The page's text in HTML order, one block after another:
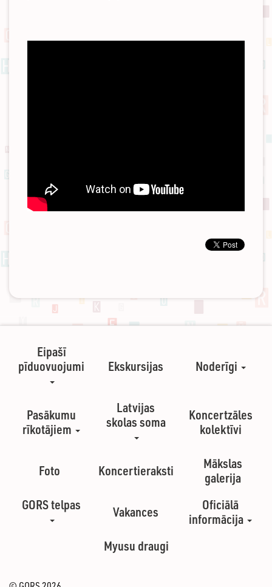
Eipašī
pīduovuojumi
Ekskursijas Noderīgi
Pasākumu
rīkotājiem
Latvijas
skolas soma
Koncertzāles
kolektīvi
Foto Koncertieraksti
Mākslas
galerija
GORS telpas
Vakances
Oficiālā
informācija
Myusu draugi